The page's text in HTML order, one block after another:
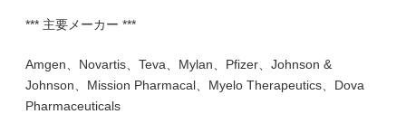
*** 主要メーカー ***
Amgen、Novartis、Teva、Mylan、Pfizer、Johnson &
Johnson、Mission Pharmacal、Myelo Therapeutics、Dova
Pharmaceuticals